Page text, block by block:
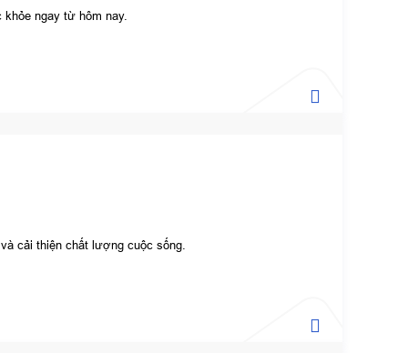
ngay từ hôm nay.
cải thiện chất lượng cuộc sống.